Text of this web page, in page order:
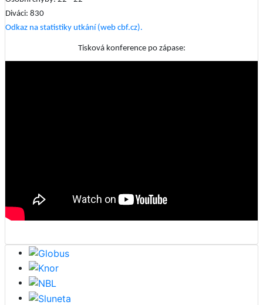
Diváci: 830
Odkaz na statistiky utkání (web cbf.cz).
Tisková konference po zápase: